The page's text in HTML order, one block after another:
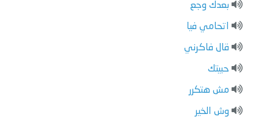
بعدك وجع
اتحامي فيا
قال فاكرني
حبيتك
مش هتكرر
وش الخير